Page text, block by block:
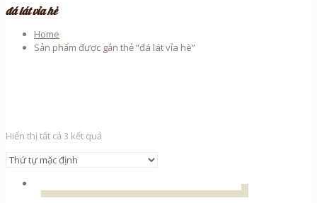
đá lát vỉa hè
Home
Sản phẩm được gắn thẻ “đá lát vỉa hè”
Hiển thị tất cả 3 kết quả